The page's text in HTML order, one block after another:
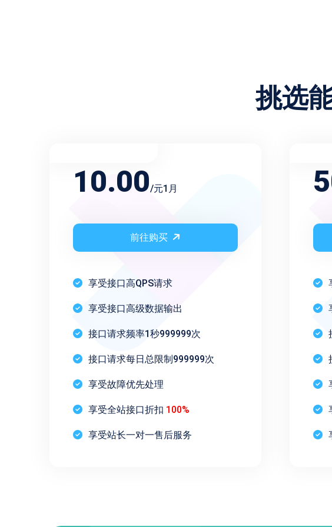
挑选
10.00/元1月
前往购买
享受接口高QPS请求
享受接口高级数据输出
接口请求频率1秒999999次
接口请求每日总限制999999次
享受故障优先处理
享受全站接口折扣 100%
享受站长一对一售后服务